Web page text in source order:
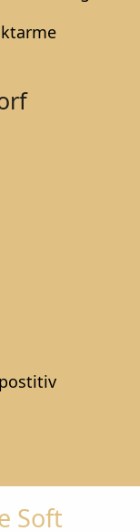
Soft